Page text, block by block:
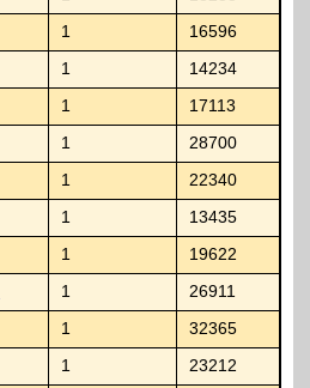
1 16596
1 14234
1 17113
1 28700
1 22340
1 13435
1 19622
1 26911
1 32365
1 23212